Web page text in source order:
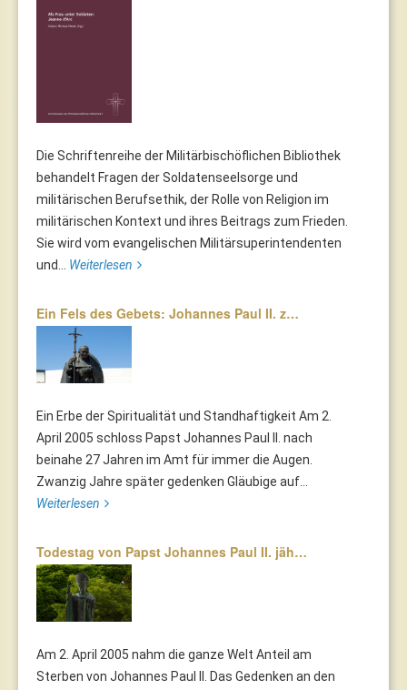
Die Schriftenreihe der Militärbischöflichen Bibliothek
behandelt Fragen der Soldatenseelsorge und
militärischen Berufsethik, der Rolle von Religion im
militärischen Kontext und ihres Beitrags zum Frieden.
Sie wird vom evangelischen Militärsuperintendenten
und... Weiterlesen
Ein Fels des Gebets: Johannes Paul II. z…
Ein Erbe der Spiritualität und Standhaftigkeit Am 2.
April 2005 schloss Papst Johannes Paul II. nach
beinahe 27 Jahren im Amt für immer die Augen.
Zwanzig Jahre später gedenken Gläubige auf...
Weiterlesen
Todestag von Papst Johannes Paul II. jäh…
Am 2. April 2005 nahm die ganze Welt Anteil am
Sterben von Johannes Paul II. Das Gedenken an den